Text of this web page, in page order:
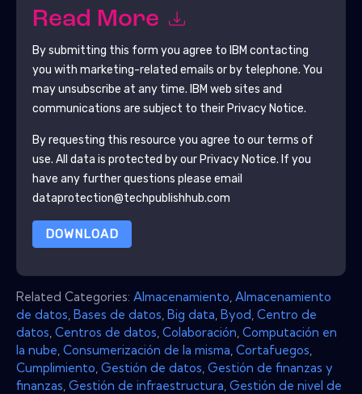
Read More
By submitting this form you agree to IBM contacting
you with marketing-related emails or by telephone. You
may unsubscribe at any time. IBM web sites and
communications are subject to their Privacy Notice.
By requesting this resource you agree to our terms of
use. All data is protected by our Privacy Notice. If you
have any further questions please email
dataprotection@techpublishhub.com
DOWNLOAD
Related Categories: Almacenamiento Almacenamiento
de datos Bases de datos Big data Byod Centro de
datos Centros de datos Colaboración Computación en
la nube Consumerización de la misma Cortafuegos
Cumplimiento Gestión de datos Gestión de finanzas y
finanzas Gestión de infraestructura Gestión de nivel de